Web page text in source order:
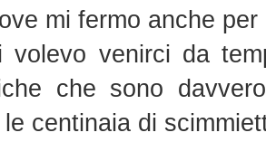
mi fermo anche
volevo venirci da
che sono
centinaia di